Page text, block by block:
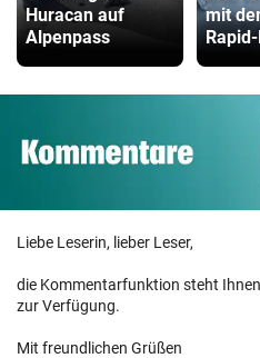
Huracan auf
Alpenpass
mit
Liebe Leserin, lieber Leser,
die Kommentarfunktion steht
zur Verfügung.
Mit freundlichen Grüßen